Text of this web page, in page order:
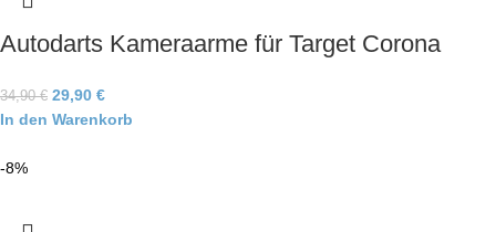
Autodarts Kameraarme für Target Corona
34,90€ 29,90 €
In den Warenkorb
-8%